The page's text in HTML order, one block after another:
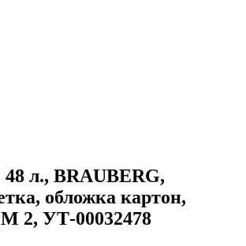
л., BRAUBERG,
обложка картон,
УТ-00032478